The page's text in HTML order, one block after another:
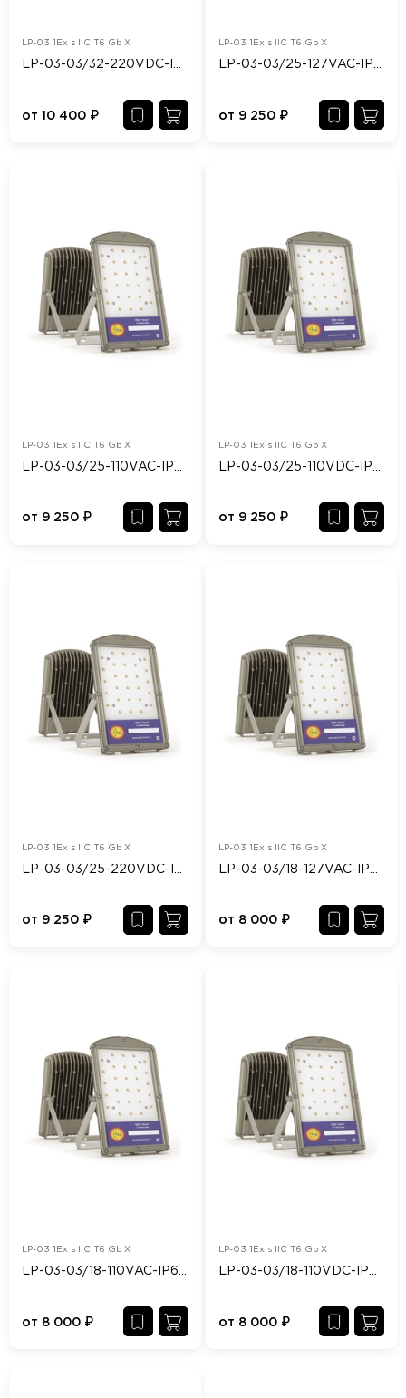
LP-03 1Ex s IIC T6 Gb X
от 10 400 ₽
LP-03 1Ex s IIC T6 Gb X
от 9 250 ₽
LP-03 1Ex s IIC T6 Gb X
от 9 250 ₽
LP-03 1Ex s IIC T6 Gb X
от 9 250 ₽
LP-03 1Ex s IIC T6 Gb X
от 9 250 ₽
LP-03 1Ex s IIC T6 Gb X
от 8 000 ₽
LP-03 1Ex s IIC T6 Gb X
от 8 000 ₽
LP-03 1Ex s IIC T6 Gb X
от 8 000 ₽